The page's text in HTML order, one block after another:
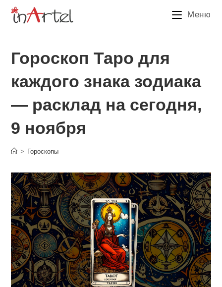
Перейти
Меню
Гороскоп Таро для
каждого знака зодиака
— расклад на сегодня,
9 ноября
> Гороскопы